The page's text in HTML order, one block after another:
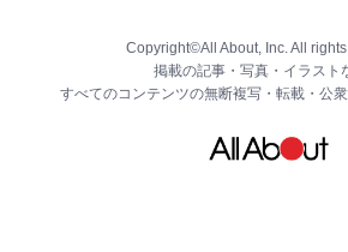
Copyright©All About, Inc. All
掲載の記事・写真・イラスト
すべてのコンテンツの無断複写・転載・公衆